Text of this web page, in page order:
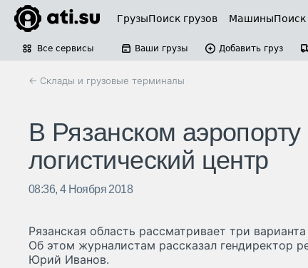
ГрузыПоиск грузов Машины
Все сервисы Ваши грузы Добавить груз
← Склады и грузовые терминалы
В Рязанском
логистический центр
08:36, 4 Ноября 2018
Рязанская область рассматривает три
Об этом журналистам рассказал гендиректор
Юрий Иванов.